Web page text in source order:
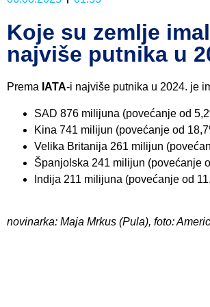
Koje su zemlje
najviše putnika u
Prema IATA-i najviše putnika u 2024. je
SAD 876 milijuna (povećanje od
Kina 741 milijun (povećanje od
Velika Britanija 261 milijun
Španjolska 241 milijun (povećanje
Indija 211 milijuna (povećanje od
novinarka: Maja Mrkus (Pula), foto: